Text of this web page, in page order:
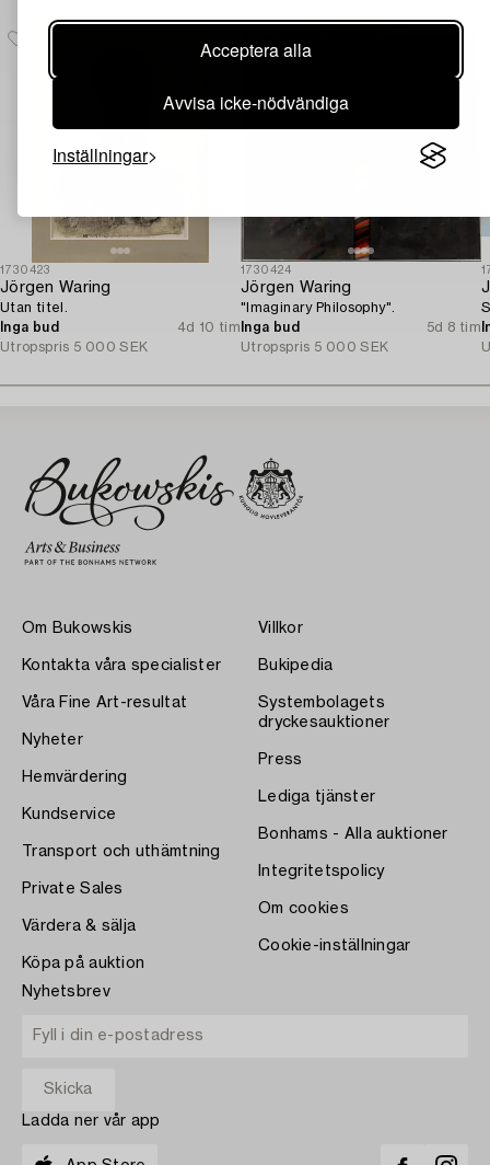
Acceptera alla
Avvisa icke-nödvändiga
Inställningar
1730423
Jörgen Waring
Utan titel.
Inga bud
4d 10 tim
Utropspris 5 000 SEK
1730424
Jörgen Waring
"Imaginary Philosophy".
Inga bud
5d 8 tim
Utropspris 5 000 SEK
Om Bukowskis
Kontakta våra specialister
Våra Fine Art-resultat
Nyheter
Hemvärdering
Kundservice
Transport och uthämtning
Private Sales
Värdera & sälja
Köpa på auktion
Villkor
Bukipedia
Systembolagets
dryckesauktioner
Press
Lediga tjänster
Bonhams - Alla auktioner
Integritetspolicy
Om cookies
Cookie-inställningar
Nyhetsbrev
Ladda ner vår app